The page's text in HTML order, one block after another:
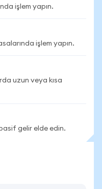
işlem yapın.
işlem yapın.
uzun veya kısa
gelir elde edin.